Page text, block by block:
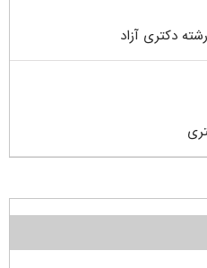
دکتری آزاد